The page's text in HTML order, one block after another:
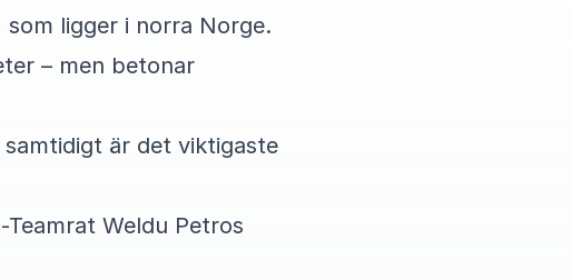
ligger i norra Norge.
– men betonar
är det viktigaste
Weldu Petros